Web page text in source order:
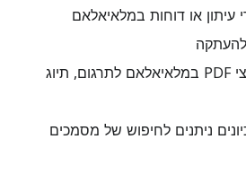
עיתון או דוחות במלאיאלאם
הכנת קובצי PDF במלאיאלאם לתרגום, תיוג
ניתנים לחיפוש של מסמכים